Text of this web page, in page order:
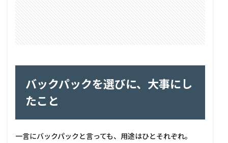
バックパックを選びに、大事にし
たこと
一言にバックパックと言っても、用途はひとそれぞれ。